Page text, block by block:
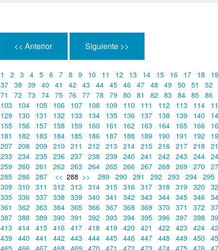
<< Anterior Siguiente >>
1 2 3 4 5 6 7 8 9 10 11 12 13 14 15 16 17 18 19
37 38 39 40 41 42 43 44 45 46 47 48 49 50 51 52
71
72 73 74 75 76 77 78 79 80 81 82 83 84 85 86
103
104 105 106 107 108 109 110 111 112 113 114
129
130 131 132 133 134 135 136 137 138 139 140
155
156 157 158 159 160 161 162 163 164 165 166
181
182 183 184 185 186 187 188 189 190 191 192
207 208 209 210 211 212 213 214 215 216 217 218
233
234 235 236 237 238 239 240 241 242 243 244
259 260 261 262 263 264 265 266 267 268 269 270
285 286 287 << 288 >> 289 290 291 292 293 294 295
309 310 311 312 313 314 315 316 317 318 319 320
335 336 337 338 339 340 341 342 343 344 345 346
361
362 363 364 365 366 367 368 369 370 371 372
387 388 389 390 391 392 393 394 395 396 397 398
413
414 415 416 417 418 419 420 421 422 423 424
439 440 441 442 443 444 445 446 447 448 449 450
465 466 467 468 469 470 471 472 473 474 475 476